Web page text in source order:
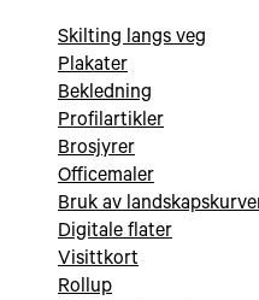
Skilting langs veg
Plakater
Bekledning
Profilartikler
Brosjyrer
Officemaler
Bruk av
Digitale flater
Visittkort
Rollup